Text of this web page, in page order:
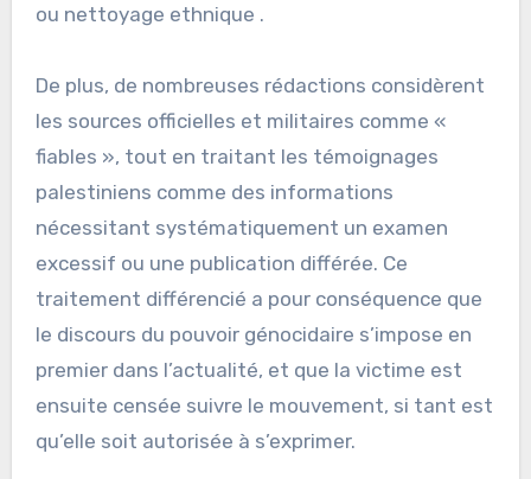
ou nettoyage ethnique .
De plus, de nombreuses rédactions considèrent
les sources officielles et militaires comme «
fiables », tout en traitant les témoignages
palestiniens comme des informations
nécessitant systématiquement un examen
excessif ou une publication différée. Ce
traitement différencié a pour conséquence que
le discours du pouvoir génocidaire s’impose en
premier dans l’actualité, et que la victime est
ensuite censée suivre le mouvement, si tant est
qu’elle soit autorisée à s’exprimer.